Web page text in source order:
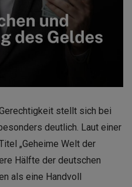
stellt sich bei
deutlich. Laut einer
„Geheime Welt der
Hälfte der deutschen
als eine Handvoll